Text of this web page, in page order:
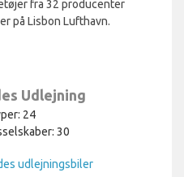
fra 32 producenter
på Lisbon Lufthavn.
Udlejning
24
30
udlejningsbiler